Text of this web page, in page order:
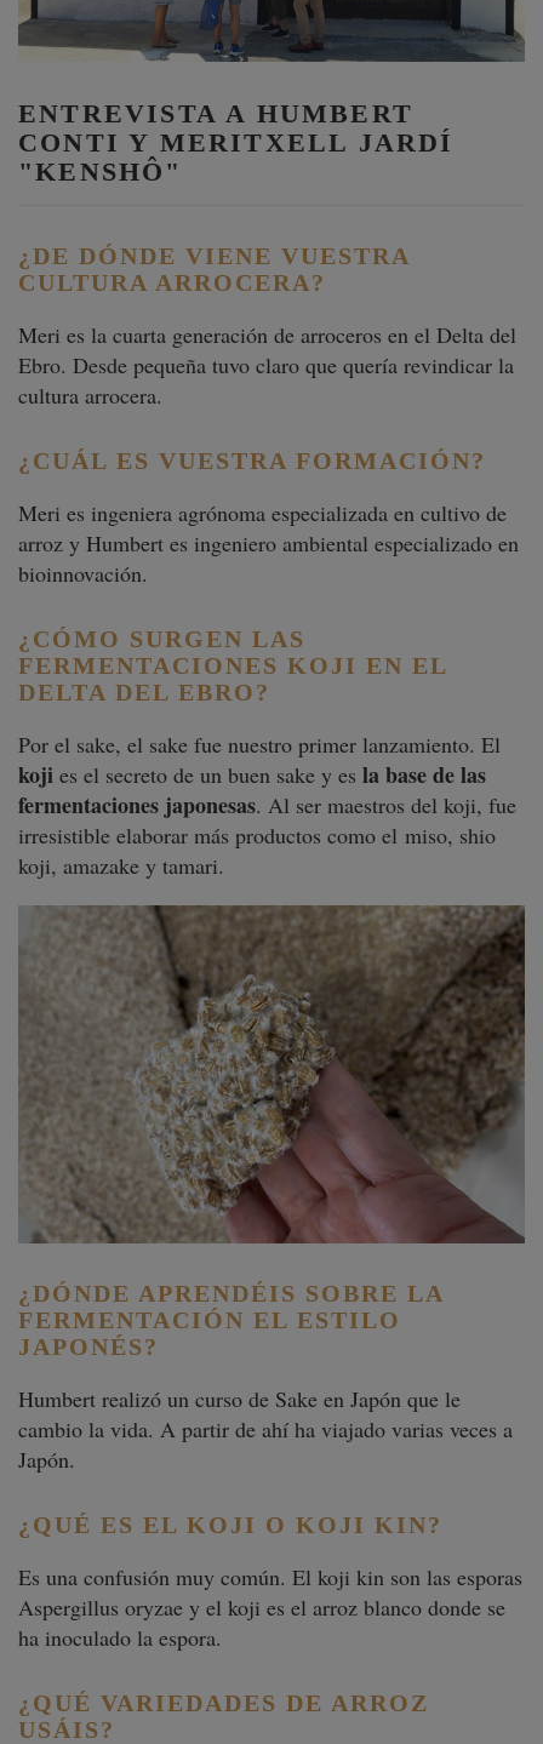
ENTREVISTA A HUMBERT
CONTI Y MERITXELL JARDÍ
"KENSHÔ"
¿DE DÓNDE VIENE VUESTRA
CULTURA ARROCERA?
Meri es la cuarta generación de arroceros en el Delta del
Ebro. Desde pequeña tuvo claro que quería revindicar la
cultura arrocera.
¿CUÁL ES VUESTRA FORMACIÓN?
Meri es ingeniera agrónoma especializada en cultivo de
arroz y Humbert es ingeniero ambiental especializado en
bioinnovación.
¿CÓMO SURGEN LAS
FERMENTACIONES KOJI EN EL
DELTA DEL EBRO?
Por el sake, el sake fue nuestro primer lanzamiento. El
koji es el secreto de un buen sake y es la base de las
fermentaciones japonesas. Al ser maestros del koji, fue
irresistible elaborar más productos como el miso, shio
koji, amazake y tamari.
¿DÓNDE APRENDÉIS SOBRE LA
FERMENTACIÓN EL ESTILO
JAPONÉS?
Humbert realizó un curso de Sake en Japón que le
cambio la vida. A partir de ahí ha viajado varias veces a
Japón.
¿QUÉ ES EL KOJI O KOJI KIN?
Es una confusión muy común. El koji kin son las esporas
Aspergillus oryzae y el koji es el arroz blanco donde se
ha inoculado la espora.
¿QUÉ VARIEDADES DE ARROZ
USÁIS?